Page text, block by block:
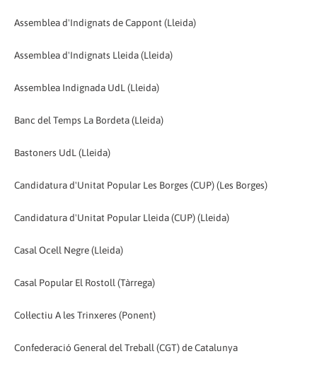
Assemblea d'Indignats de Cappont (Lleida)
Assemblea d'Indignats Lleida (Lleida)
Assemblea Indignada UdL (Lleida)
Banc del Temps La Bordeta (Lleida)
Bastoners UdL (Lleida)
Candidatura d'Unitat Popular Les Borges (CUP) (Les Borges)
Candidatura d'Unitat Popular Lleida (CUP) (Lleida)
Casal Ocell Negre (Lleida)
Casal Popular El Rostoll (Tàrrega)
Col·lectiu A les Trinxeres (Ponent)
Confederació General del Treball (CGT) de Catalunya